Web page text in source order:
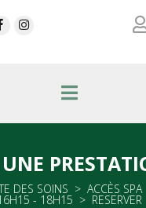
UNE
DES SOINS ACCÈS SPA
- 18H15 RESERVER